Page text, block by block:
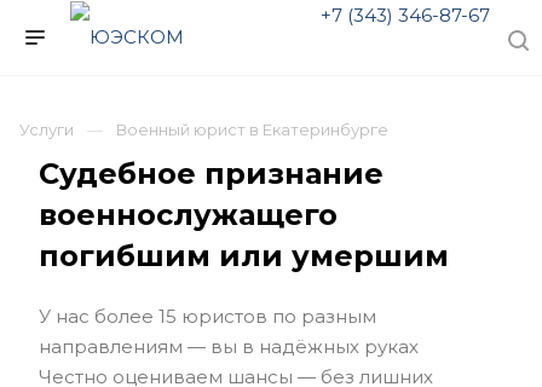
+7 (343) 346-87-67
Услуги Военный юрист в Екатеринбурге
Судебное признание
военнослужащего
погибшим или умершим
У нас более 15 юристов по разным
направлениям — вы в надёжных руках
Честно оцениваем шансы — без лишних